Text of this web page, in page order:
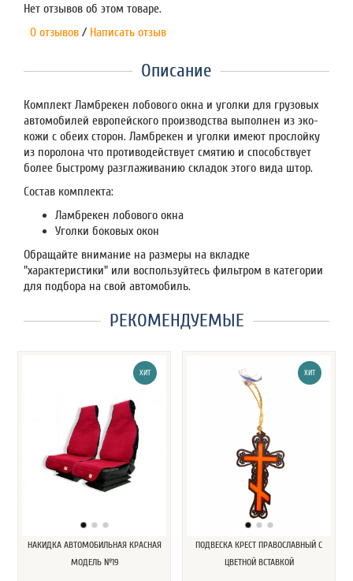
Нет отзывов об этом товаре.
0 отзывов / Написать отзыв
Описание
Комплект Ламбрекен лобового окна и уголки для грузовых
автомобилей европейского производства выполнен из эко-
кожи с обеих сторон. Ламбрекен и уголки имеют прослойку
из поролона что противодействует смятию и способствует
более быстрому разглаживанию складок этого вида штор.
Состав комплекта:
Ламбрекен лобового окна
Уголки боковых окон
Обращайте внимание на размеры на вкладке
"характеристики" или воспользуйтесь фильтром в категории
для подбора на свой автомобиль.
РЕКОМЕНДУЕМЫЕ
ХИТ
НАКИДКА АВТОМОБИЛЬНАЯ КРАСНАЯ
МОДЕЛЬ №19
ХИТ
ПОДВЕСКА КРЕСТ ПРАВОСЛАВНЫЙ С
ЦВЕТНОЙ ВСТАВКОЙ